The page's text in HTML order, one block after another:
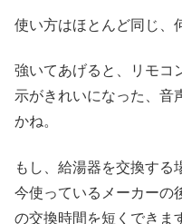
使い方はほとんど同じ、
強いてあげると、リモコ
示がきれいになった、音
かね。
もし、給湯器を交換する
今使っているメーカーの
の交換時間を短くできま